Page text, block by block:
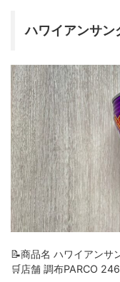
ハワイアンサン
📝商品名 ハワイアンサ
🛒店舗 調布PARCO